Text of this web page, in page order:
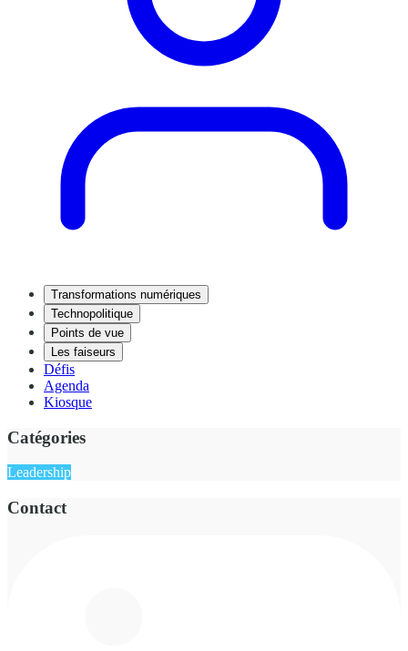
Transformations numériques
Technopolitique
Points de vue
Les faiseurs
Défis
Agenda
Kiosque
Catégories
Leadership
Contact